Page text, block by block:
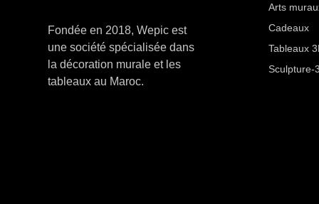
Motivation
Vert
Fondée en 2018, Wepic est
une société spécialisée dans
la décoration murale et les
tableaux au Maroc.
Arts
Cadeaux
Tableaux
Sculpture-